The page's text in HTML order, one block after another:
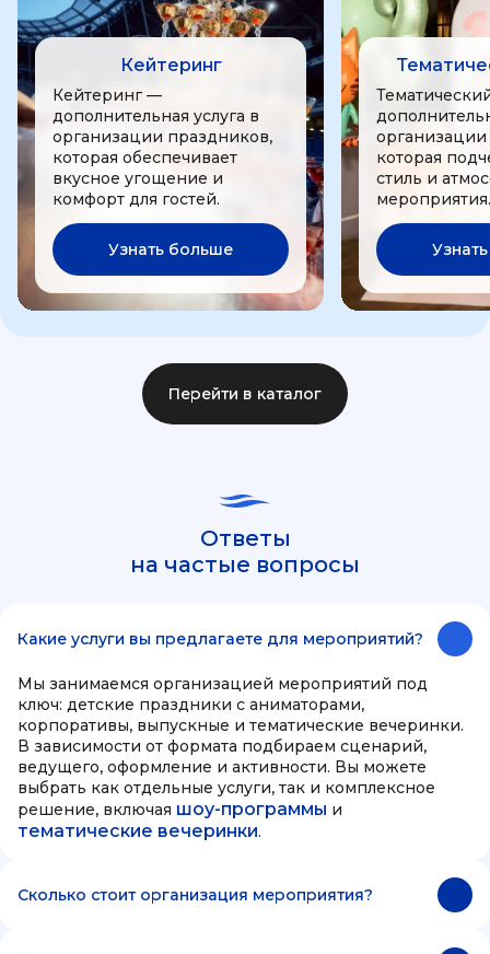
Кейтеринг
Кейтеринг —
дополнительная услуга в
организации праздников,
которая обеспечивает
вкусное угощение и
комфорт для гостей.
Узнать больше
которая
стиль и
мероприятия.
Перейти в каталог
Ответы
на частые вопросы
Какие услуги вы предлагаете для мероприятий?
Мы занимаемся организацией мероприятий под
ключ: детские праздники с аниматорами,
корпоративы, выпускные и тематические вечеринки.
В зависимости от формата подбираем сценарий,
ведущего, оформление и активности. Вы можете
выбрать как отдельные услуги, так и комплексное
решение, включая шоу-программы и
тематические вечеринки.
Сколько стоит организация мероприятия?